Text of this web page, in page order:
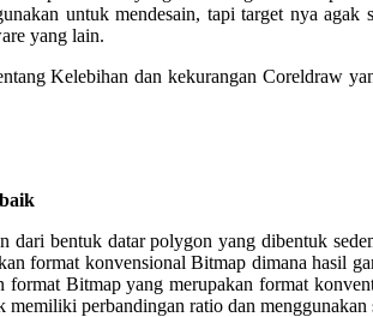
untuk mendesain, tapi target nya
yang lain.
Kelebihan dan kekurangan Coreldraw
bentuk datar polygon yang dibentuk
format konvensional Bitmap dimana hasil
format Bitmap yang merupakan format
perbandingan ratio dan